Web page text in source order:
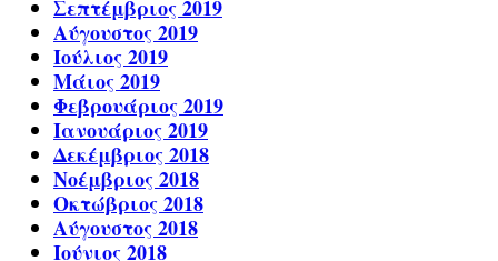
Σεπτέμβριος 2019
Αύγουστος 2019
Ιούλιος 2019
Μάιος 2019
Φεβρουάριος 2019
Ιανουάριος 2019
Δεκέμβριος 2018
Νοέμβριος 2018
Οκτώβριος 2018
Αύγουστος 2018
Ιούνιος 2018